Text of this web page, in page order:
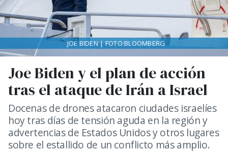
Joe Biden y el plan de acción
tras el ataque de Irán a Israel
Docenas de drones atacaron ciudades israelíes
hoy tras días de tensión aguda en la región y
advertencias de Estados Unidos y otros lugares
sobre el estallido de un conflicto más amplio.
JOE BIDEN | FOTO:BLOOMBERG